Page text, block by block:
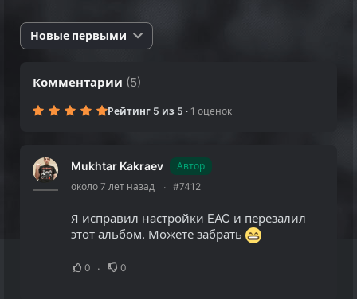
Новые первыми
Комментарии (5)
Рейтинг 5 из 5 · 1 оценок
Mukhtar Kakraev
Автор
около 7 лет назад
#7412
Я исправил настройки EAC и перезалил
этот альбом. Можете забрать
0 0